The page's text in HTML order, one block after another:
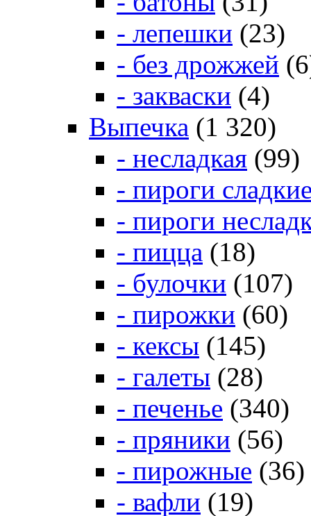
- лепешки (23)
- без дрожжей
- закваски (4)
Выпечка (1 320)
- несладкая (99)
- пироги
- пироги
- пицца (18)
- булочки (107)
- пирожки (60)
- кексы (145)
- галеты (28)
- печенье (340)
- пряники (56)
- пирожные (36)
- вафли (19)